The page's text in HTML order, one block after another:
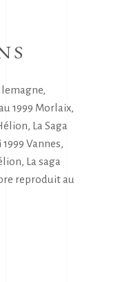
1999 Morlaix,
La Saga
Vannes,
La saga
reproduit au